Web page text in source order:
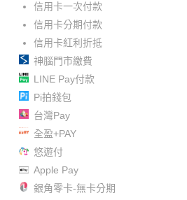
信用卡一次付款
信用卡分期付款
信用卡紅利折抵
神腦門市繳費
LINE Pay付款
Pi拍錢包
台灣Pay
全盈+PAY
悠遊付
Apple Pay
銀角零卡-無卡分期